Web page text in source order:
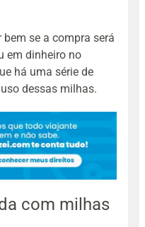
se a compra será
em dinheiro no
há uma série de
dessas milhas.
com milhas